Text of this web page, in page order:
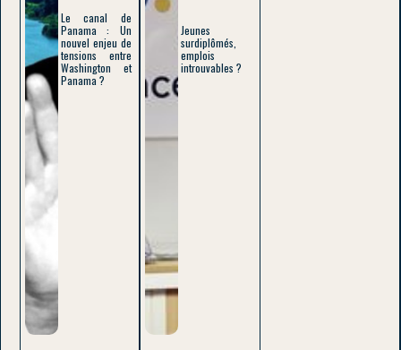
Jeunes
surdiplômés,
emplois
introuvables ?
Le canal de
Panama : Un
nouvel enjeu de
tensions entre
Washington et
Panama ?